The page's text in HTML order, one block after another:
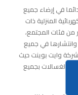
في إرضاء جميع
المنزلية ذات
من فئات المجتمع،
في جميع
شركة وايت بوينت حيث
الغسالات بجميع